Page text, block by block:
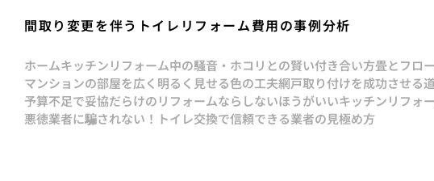
間取り変更を伴うトイレリフォーム費用の事例分析
ホームキッチンリフォーム中の騒音・ホコリとの賢い付き合い方畳とフロ
マンションの部屋を広く明るく見せる色の工夫網戸取り付けを成功させる
予算不足で妥協だらけのリフォームならしないほうがいいキッチンリフォ
悪徳業者に騙されない！トイレ交換で信頼できる業者の見極め方